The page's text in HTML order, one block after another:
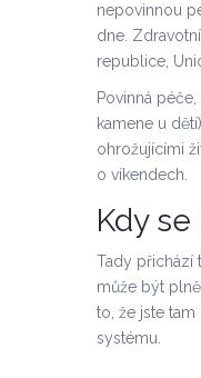
nepovinnou
dne.
republice ,
Povinná
kamene u
ohrožujícími
o víkendech.
Kdy
Tady přichází
může být
to, že jste
systému.